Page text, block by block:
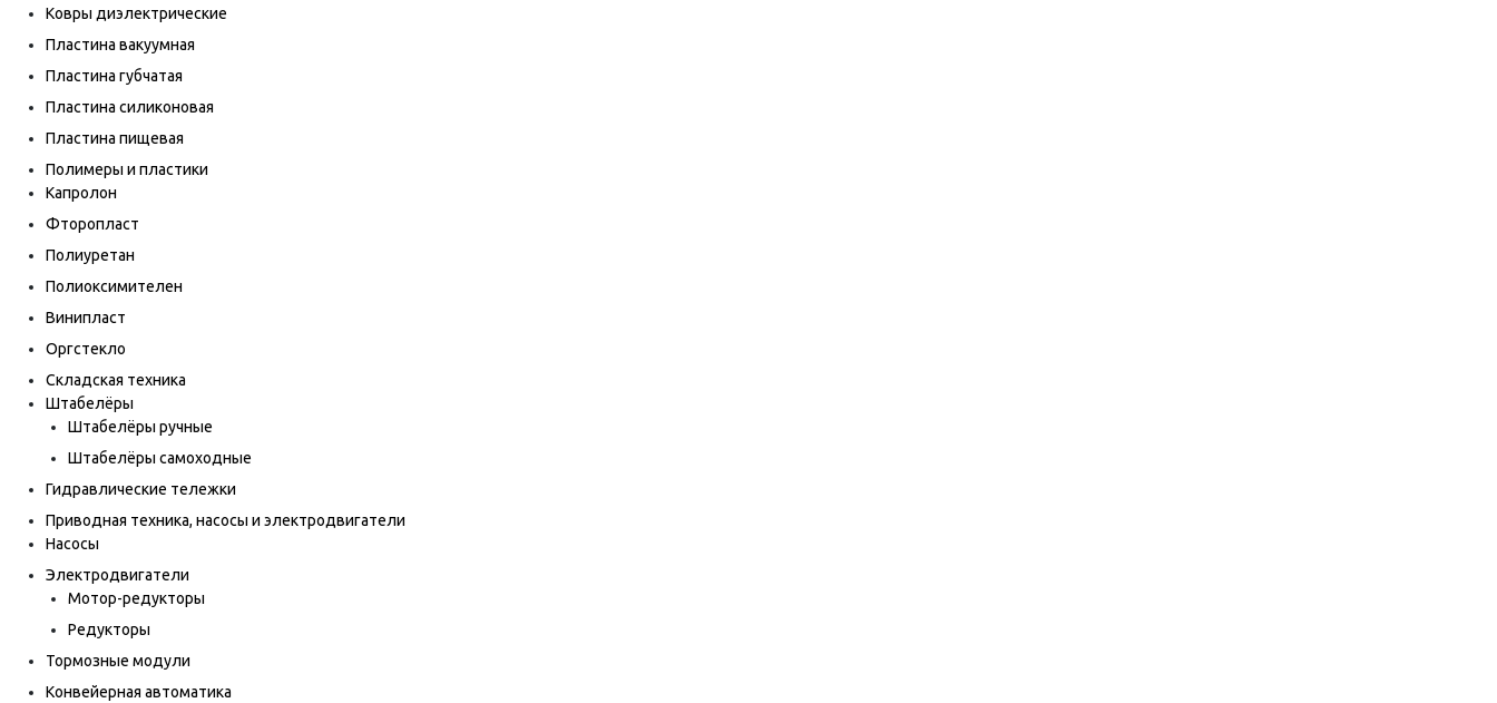
Ковры диэлектрические
Пластина вакуумная
Пластина губчатая
Пластина силиконовая
Пластина пищевая
Полимеры и пластики
Капролон
Фторопласт
Полиуретан
Полиоксимителен
Винипласт
Оргстекло
Складская техника
Штабелёры
Штабелёры ручные
Штабелёры самоходные
Гидравлические тележки
Приводная техника, насосы и электродвигатели
Насосы
Электродвигатели
Мотор-редукторы
Редукторы
Тормозные модули
Конвейерная автоматика